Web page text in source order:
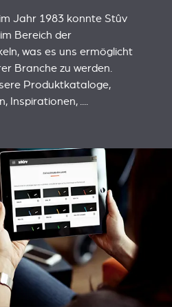
Jahr 1983 konnte Stûv
Bereich der
was es uns ermöglicht
Branche zu werden.
Produktkataloge,
Inspirationen, ....